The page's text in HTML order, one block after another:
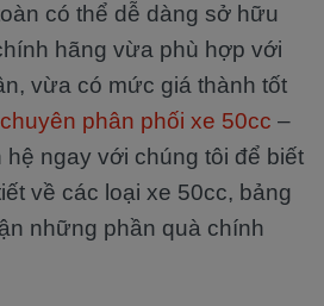
có thể dễ dàng sở hữu
hãng vừa phù hợp với
vừa có mức giá thành tốt
chuyên phân phối xe 50cc –
hệ ngay với chúng tôi để biết
về các loại xe 50cc, bảng
những phần quà chính